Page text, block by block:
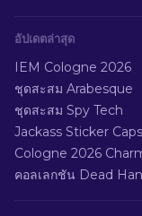
อัปเดตล่าสุด
IEM Cologne 2026
ชุดสะสม Arabesque
ชุดสะสม Spy Tech
Jackass Sticker
Cologne 2026
คอลเลกชัน Dead